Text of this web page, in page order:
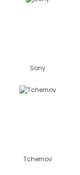
Sony
Tchernov